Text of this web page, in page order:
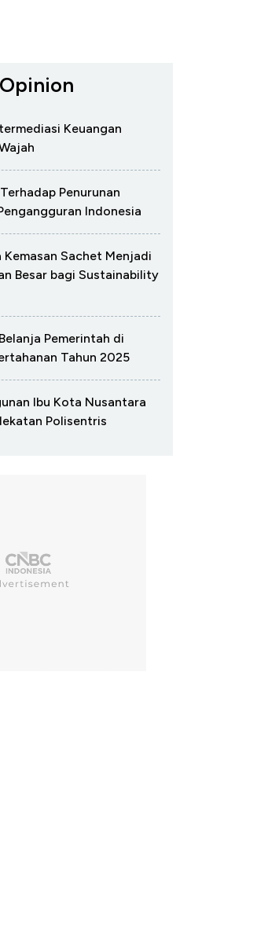
Keuangan
Penurunan
Indonesia
Kemasan Sachet Menjadi
Besar bagi Sustainability
Pemerintah di
Tahun 2025
Ibu Kota Nusantara
Polisentris